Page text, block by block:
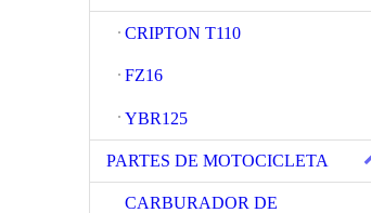
CRIPTON T110
FZ16
YBR125
PARTES DE MOTOCICLETA
CARBURADOR DE